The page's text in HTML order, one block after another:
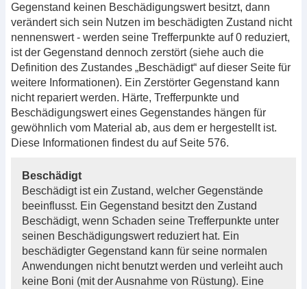
Gegenstand keinen Beschädigungswert besitzt, dann
verändert sich sein Nutzen im beschädigten Zustand nicht
nennenswert - werden seine Trefferpunkte auf 0 reduziert,
ist der Gegenstand dennoch zerstört (siehe auch die
Definition des Zustandes „Beschädigt“ auf dieser Seite für
weitere Informationen). Ein Zerstörter Gegenstand kann
nicht repariert werden. Härte, Trefferpunkte und
Beschädigungswert eines Gegenstandes hängen für
gewöhnlich vom Material ab, aus dem er hergestellt ist.
Diese Informationen findest du auf Seite 576.
Beschädigt
Beschädigt ist ein Zustand, welcher Gegenstände
beeinflusst. Ein Gegenstand besitzt den Zustand
Beschädigt, wenn Schaden seine Trefferpunkte unter
seinen Beschädigungswert reduziert hat. Ein
beschädigter Gegenstand kann für seine normalen
Anwendungen nicht benutzt werden und verleiht auch
keine Boni (mit der Ausnahme von Rüstung). Eine